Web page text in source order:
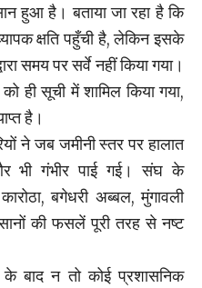
हुआ है। बताया जा रहा है कि
क्षति पहुँची है, लेकिन इसके
समय पर सर्वे नहीं किया गया।
ही सूची में शामिल किया गया,
है।
ने जब जमीनी स्तर पर हालात
भी गंभीर पाई गई। संघ के
बगेधरी अब्बल, मुंगावली
की फसलें पूरी तरह से नष्ट
के बाद न तो कोई प्रशासनिक